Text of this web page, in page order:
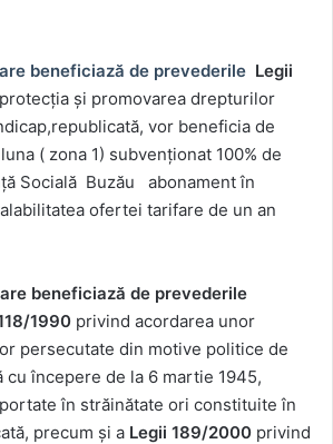
beneficiază de prevederile Legii
şi promovarea drepturilor
vor beneficia de
( zona 1) subvenționat 100% de
Socială Buzău abonament în
ofertei tarifare de un an
beneficiază de prevederile
1990 privind acordarea unor
persecutate din motive politice de
cu începere de la 6 martie 1945,
în străinătate ori constituite în
precum și a Legii 189/2000 privind